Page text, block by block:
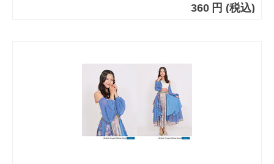
360 円 (税込)